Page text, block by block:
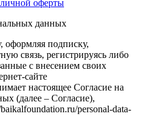
оферты
данных
оформляя подписку,
связь, регистрируясь либо
с внесением своих
сайте
настоящее Согласие на
(далее – Согласие),
personal-data-